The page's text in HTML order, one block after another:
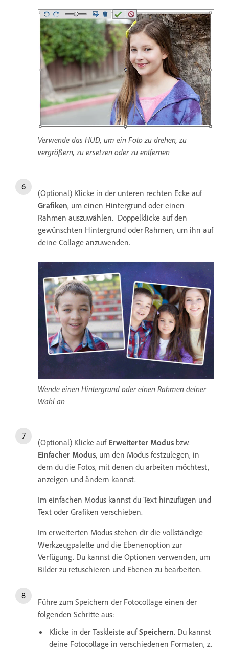
Verwende das HUD, um ein Foto zu drehen, zu
vergrößern, zu ersetzen oder zu entfernen
(Optional) Klicke in der unteren rechten Ecke auf
Grafiken, um einen Hintergrund oder einen
Rahmen auszuwählen. Doppelklicke auf den
gewünschten Hintergrund oder Rahmen, um ihn auf
deine Collage anzuwenden.
Wende einen Hintergrund oder einen Rahmen deiner
Wahl an
(Optional) Klicke auf Erweiterter Modus bzw.
Einfacher Modus, um den Modus festzulegen, in
dem du die Fotos, mit denen du arbeiten möchtest,
anzeigen und ändern kannst.
Im einfachen Modus kannst du Text hinzufügen und
Text oder Grafiken verschieben.
Im erweiterten Modus stehen dir die vollständige
Werkzeugpalette und die Ebenenoption zur
Verfügung. Du kannst die Optionen verwenden, um
Bilder zu retuschieren und Ebenen zu bearbeiten.
Führe zum Speichern der Fotocollage einen der
folgenden Schritte aus:
Klicke in der Taskleiste aufSpeichern. Du kannst
deine Fotocollage in verschiedenen Formaten, z.